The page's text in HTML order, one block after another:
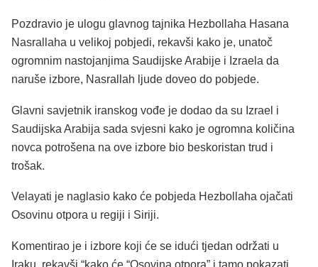
Pozdravio je ulogu glavnog tajnika Hezbollaha Hasana
Nasrallaha u velikoj pobjedi, rekavši kako je, unatoč
ogromnim nastojanjima Saudijske Arabije i Izraela da
naruše izbore, Nasrallah ljude doveo do pobjede.
Glavni savjetnik iranskog vođe je dodao da su Izrael i
Saudijska Arabija sada svjesni kako je ogromna količina
novca potrošena na ove izbore bio beskoristan trud i
trošak.
Velayati je naglasio kako će pobjeda Hezbollaha ojačati
Osovinu otpora u regiji i Siriji.
Komentirao je i izbore koji će se idući tjedan održati u
Iraku, rekavši “kako će “Osovina otpora” i tamo pokazati